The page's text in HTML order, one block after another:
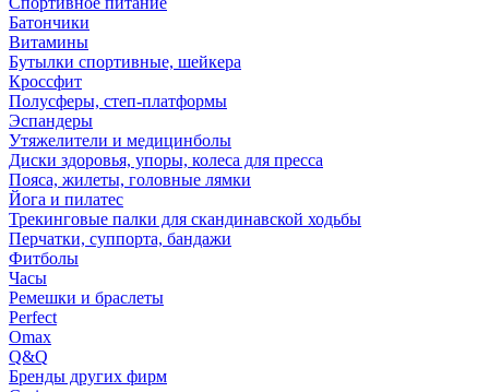
Батончики
Витамины
Бутылки спортивные, шейкера
Кроссфит
Полусферы, степ-платформы
Эспандеры
Утяжелители и медицинболы
Диски здоровья, упоры, колеса для пресса
Пояса, жилеты, головные лямки
Йога и пилатес
Трекинговые палки для скандинавской ходьбы
Перчатки, суппорта, бандажи
Фитболы
Часы
Ремешки и браслеты
Perfect
Omax
Q&Q
Бренды других фирм